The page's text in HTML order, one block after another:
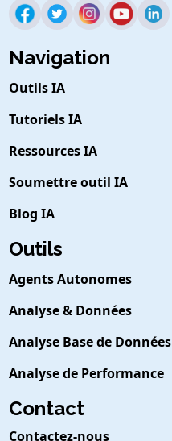
Navigation
Outils IA
Tutoriels IA
Ressources IA
Soumettre outil IA
Blog IA
Outils
Agents Autonomes
Analyse & Données
Analyse Base de Données
Analyse de Performance
Contact
Contactez-nous